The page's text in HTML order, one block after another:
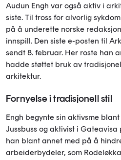
Audun Engh var også aktiv i
siste. Til tross for alvorlig
på å underette norske
innspill. Den siste e-posten til
sendt 8. februar. Her roste han
hadde støttet bruk av
arkitektur.
Fornyelse i tradisjonell stil
Engh begynte sin aktivsme
Jussbuss og aktivist i
han blant annet med på å
arbeiderbydeler, som